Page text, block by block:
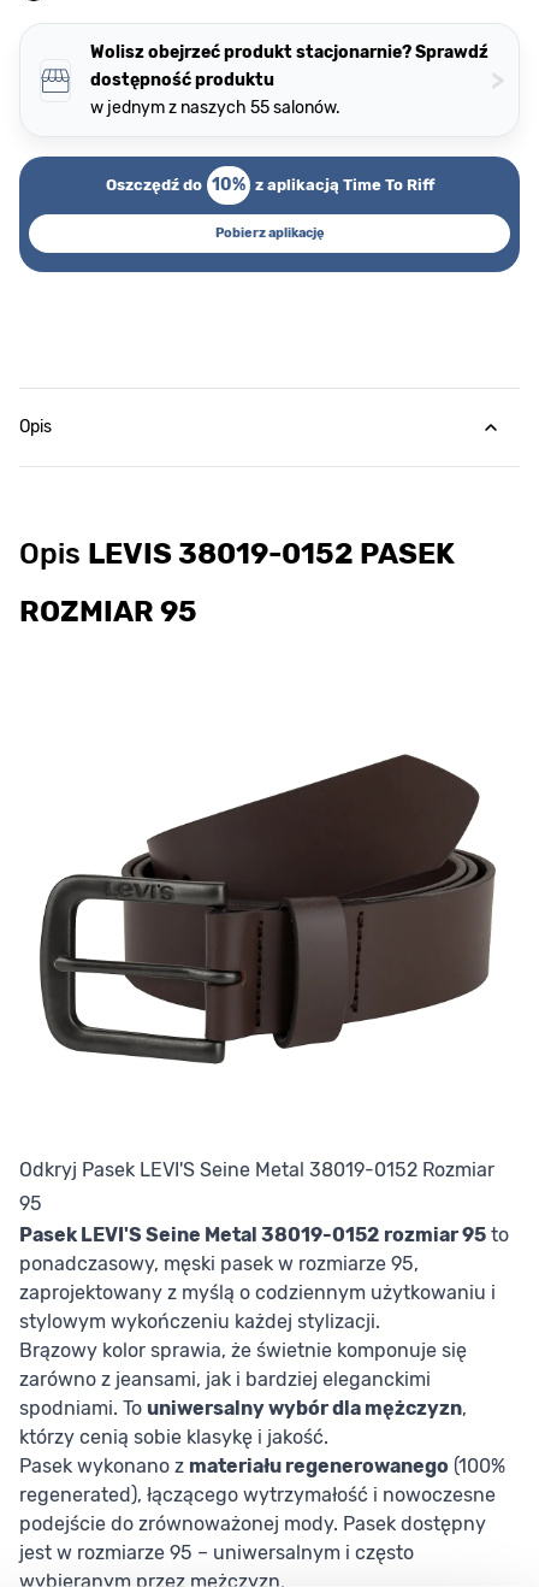
Wolisz obejrzeć produkt stacjonarnie? Sprawdź
dostępność produktu
w jednym z naszych 55 salonów.
>
Oszczędź do 10% z aplikacją Time To Riff
Pobierz aplikację
Opis
Opis LEVIS 38019-0152 PASEK
ROZMIAR 95
Odkryj Pasek LEVI'S Seine Metal 38019-0152 Rozmiar
95
Pasek LEVI'S Seine Metal 38019-0152 rozmiar 95 to
ponadczasowy, męski pasek w rozmiarze 95,
zaprojektowany z myślą o codziennym użytkowaniu i
stylowym wykończeniu każdej stylizacji.
Brązowy kolor sprawia, że świetnie komponuje się
zarówno z jeansami, jak i bardziej eleganckimi
spodniami. To uniwersalny wybór dla mężczyzn,
którzy cenią sobie klasykę i jakość.
Pasek wykonano z materiału regenerowanego (100%
regenerated), łączącego wytrzymałość i nowoczesne
podejście do zrównoważonej mody. Pasek dostępny
jest w rozmiarze 95 – uniwersalnym i często
wybieranym przez mężczyzn.